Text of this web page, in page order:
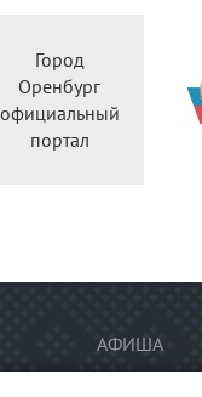
Город
Оренбург
официальный
портал
АФИША